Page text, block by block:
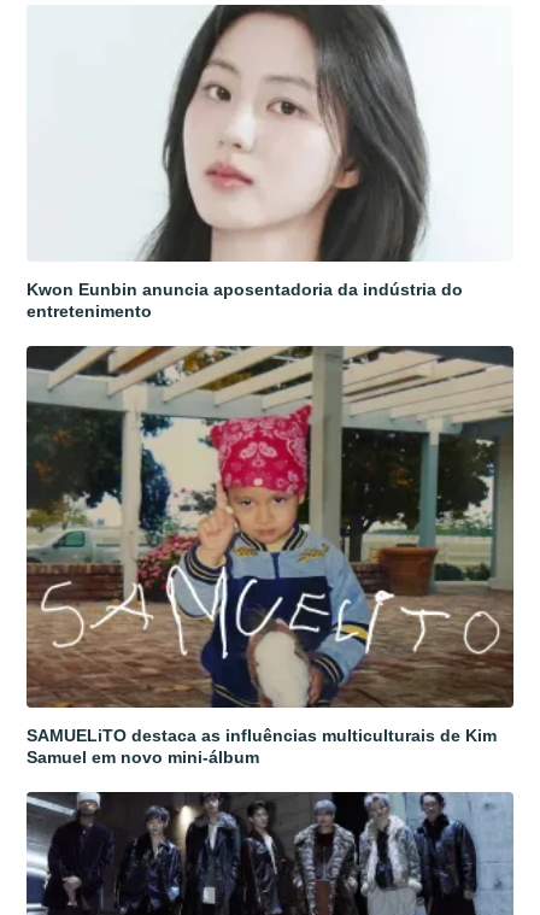
Kwon Eunbin anuncia aposentadoria da indústria do
entretenimento
SAMUELiTO destaca as influências multiculturais de Kim
Samuel em novo mini-álbum